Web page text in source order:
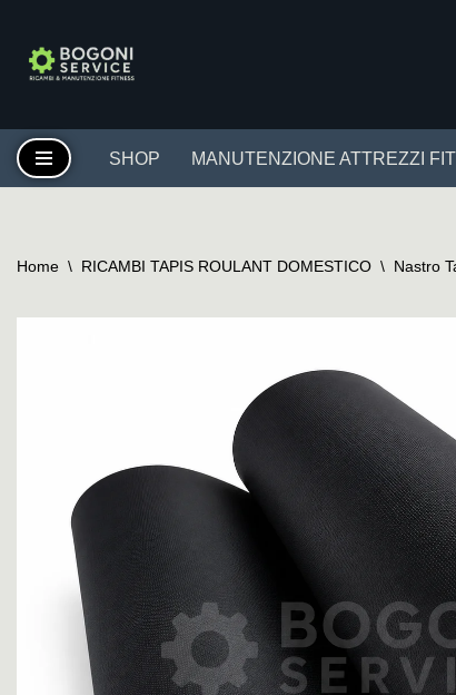
Vai
SHOP MANUTENZIONE ATTREZZI
Home \ RICAMBI TAPIS ROULANT DOMESTICO \ Nastro